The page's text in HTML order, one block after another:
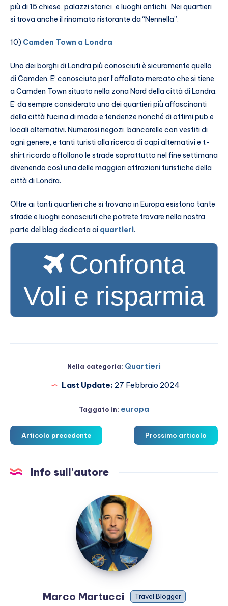
più di 15 chiese, palazzi storici, e luoghi antichi. Nei quartieri
si trova anche il rinomato ristorante da “Nennella”.
10) Camden Town a Londra
Uno dei borghi di Londra più conosciuti è sicuramente quello
di Camden. E’ conosciuto per l’affollato mercato che si tiene
a Camden Town situato nella zona Nord della città di Londra.
E’ da sempre considerato uno dei quartieri più affascinanti
della città fucina di moda e tendenze nonché di ottimi pub e
locali alternativi. Numerosi negozi, bancarelle con vestiti di
ogni genere, e tanti turisti alla ricerca di capi alternativi e t-
shirt ricordo affollano le strade soprattutto nel fine settimana
divenendo così una delle maggiori attrazioni turistiche della
città di Londra.
Oltre ai tanti quartieri che si trovano in Europa esistono tante
strade e luoghi conosciuti che potrete trovare nella nostra
parte del blog dedicata ai quartieri.
Confronta
Voli e risparmia
Nella categoria: Quartieri
Last Update: 27 Febbraio 2024
Taggato in: europa
Articolo precedente Prossimo articolo
Info sull'autore
Marco
Martucci
Marco Martucci Travel Blogger